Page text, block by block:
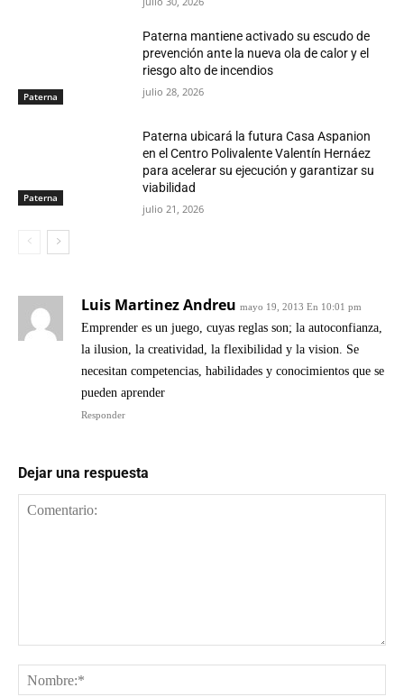
Paterna
Paterna mantiene activado su escudo de
prevención ante la nueva ola de calor y el
riesgo alto de incendios
julio 28, 2026
Paterna
Paterna ubicará la futura Casa Aspanion
en el Centro Polivalente Valentín Hernáez
para acelerar su ejecución y garantizar su
viabilidad
julio 21, 2026
Luis Martinez Andreu mayo 19, 2013 En 10:01 pm
Emprender es un juego, cuyas reglas son; la autoconfianza,
la ilusion, la creatividad, la flexibilidad y la vision. Se
necesitan competencias, habilidades y conocimientos que se
pueden aprender
Responder
Dejar una respuesta